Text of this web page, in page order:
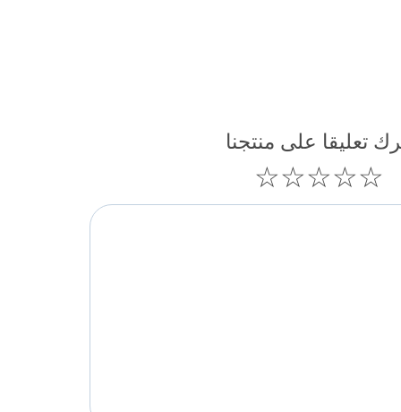
تعليقا على منتجنا
☆
☆
☆
☆
☆